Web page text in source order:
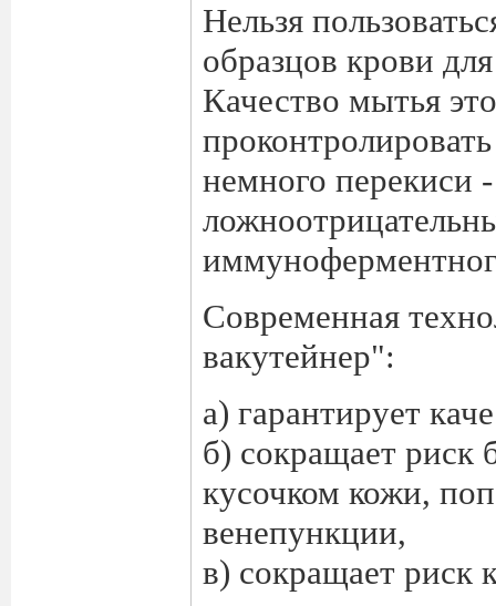
Нельзя
образцов крови
Качество мытья
немного перекиси
Современная
вакутейнер":
а) гарантирует
б) сокращает риск
кусочком кожи,
венепункции,
в) сокращает риск